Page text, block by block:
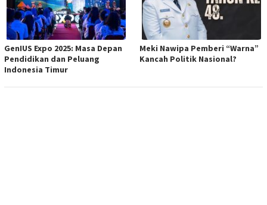
GenIUS Expo 2025: Masa Depan
Pendidikan dan Peluang
Indonesia Timur
Meki Nawipa Pemberi “Warna”
Kancah Politik Nasional?